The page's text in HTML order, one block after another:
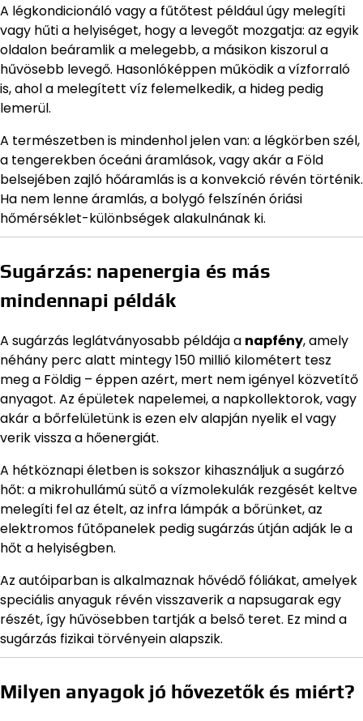
A légkondicionáló vagy a fűtőtest például úgy melegíti
vagy hűti a helyiséget, hogy a levegőt mozgatja: az egyik
oldalon beáramlik a melegebb, a másikon kiszorul a
hűvösebb levegő. Hasonlóképpen működik a vízforraló
is, ahol a melegített víz felemelkedik, a hideg pedig
lemerül.
A természetben is mindenhol jelen van: a légkörben szél,
a tengerekben óceáni áramlások, vagy akár a Föld
belsejében zajló hőáramlás is a konvekció révén történik.
Ha nem lenne áramlás, a bolygó felszínén óriási
hőmérséklet-különbségek alakulnának ki.
Sugárzás: napenergia és más
mindennapi példák
A sugárzás leglátványosabb példája a napfény, amely
néhány perc alatt mintegy 150 millió kilométert tesz
meg a Földig – éppen azért, mert nem igényel közvetítő
anyagot. Az épületek napelemei, a napkollektorok, vagy
akár a bőrfelületünk is ezen elv alapján nyelik el vagy
verik vissza a hőenergiát.
A hétköznapi életben is sokszor kihasználjuk a sugárzó
hőt: a mikrohullámú sütő a vízmolekulák rezgését keltve
melegíti fel az ételt, az infra lámpák a bőrünket, az
elektromos fűtőpanelek pedig sugárzás útján adják le a
hőt a helyiségben.
Az autóiparban is alkalmaznak hővédő fóliákat, amelyek
speciális anyaguk révén visszaverik a napsugarak egy
részét, így hűvösebben tartják a belső teret. Ez mind a
sugárzás fizikai törvényein alapszik.
Milyen anyagok jó hővezetők és miért?